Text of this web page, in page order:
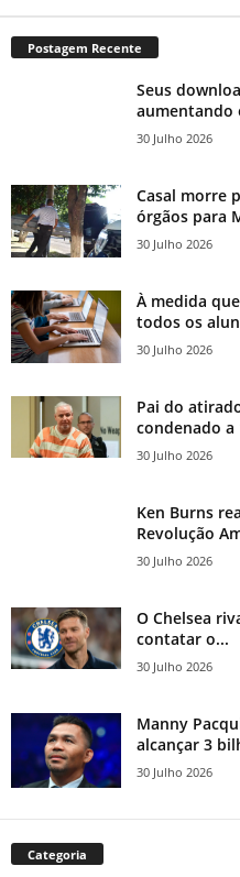
Postagem Recente
Seus
aumentando
30 Julho 2026
Casal morre
órgãos para
30 Julho 2026
À medida
todos os
30 Julho 2026
Pai do
condenado a
30 Julho 2026
Ken Burns
Revolução
30 Julho 2026
O Chelsea
contatar o...
30 Julho 2026
Manny
alcançar 3
30 Julho 2026
Categoria